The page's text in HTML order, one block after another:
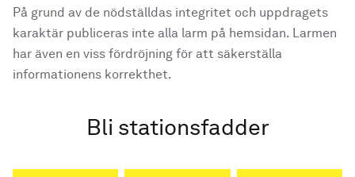
På grund av de nödställdas integritet och uppdragets
karaktär publiceras inte alla larm på hemsidan. Larmen
har även en viss fördröjning för att säkerställa
informationens korrekthet.
Bli stationsfadder